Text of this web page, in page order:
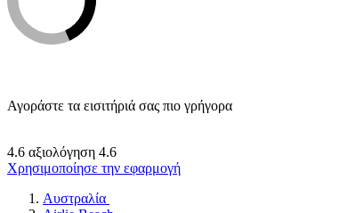
Αγοράστε τα εισιτήριά σας πιο γρήγορα
4.6 αξιολόγηση 4.6
Χρησιμοποίησε την εφαρμογή
Αυστραλία